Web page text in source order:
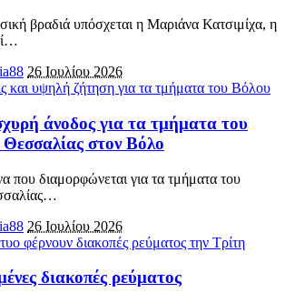
βραδιά υπόσχεται η Μαριάνα Κατσιμίχα, η
…
26 Ιουλίου 2026
άνοδος για τα τμήματα του
στον Βόλο
που διαμορφώνεται για τα τμήματα του
…
26 Ιουλίου 2026
διακοπές ρεύματος